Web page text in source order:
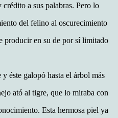
a sus palabras. Pero lo
del felino al oscurecimiento
producir en su de por sí limitado
éste galopó hasta el árbol más
ató al tigre, que lo miraba con
Esta hermosa piel ya